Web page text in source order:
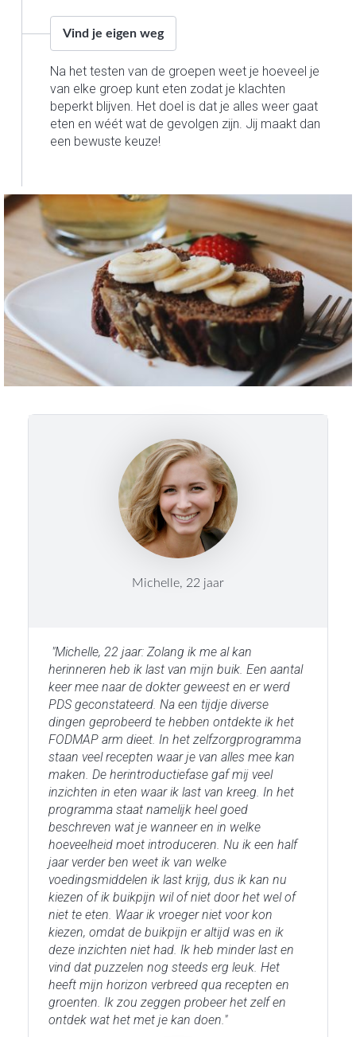
Vind je eigen weg
Na het testen van de groepen weet je hoeveel je
van elke groep kunt eten zodat je klachten
beperkt blijven. Het doel is dat je alles weer gaat
eten en wéét wat de gevolgen zijn. Jij maakt dan
een bewuste keuze!
Michelle, 22 jaar
"Michelle, 22 jaar: Zolang ik me al kan
herinneren heb ik last van mijn buik. Een aantal
keer mee naar de dokter geweest en er werd
PDS geconstateerd. Na een tijdje diverse
dingen geprobeerd te hebben ontdekte ik het
FODMAP arm dieet. In het zelfzorgprogramma
staan veel recepten waar je van alles mee kan
maken. De herintroductiefase gaf mij veel
inzichten in eten waar ik last van kreeg. In het
programma staat namelijk heel goed
beschreven wat je wanneer en in welke
hoeveelheid moet introduceren. Nu ik een half
jaar verder ben weet ik van welke
voedingsmiddelen ik last krijg, dus ik kan nu
kiezen of ik buikpijn wil of niet door het wel of
niet te eten. Waar ik vroeger niet voor kon
kiezen, omdat de buikpijn er altijd was en ik
deze inzichten niet had. Ik heb minder last en
vind dat puzzelen nog steeds erg leuk. Het
heeft mijn horizon verbreed qua recepten en
groenten. Ik zou zeggen probeer het zelf en
ontdek wat het met je kan doen."